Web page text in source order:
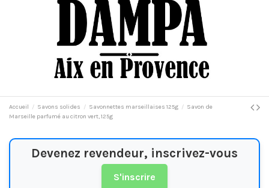
Accueil Savons solides Savonnettes marseillaises 125g
Savon de
Marseille parfumé au citron vert, 125g
Devenez revendeur, inscrivez-vous
S'inscrire